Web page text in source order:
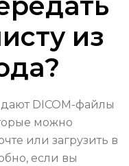
из
DICOM-файлы
можно
или загрузить в
если вы